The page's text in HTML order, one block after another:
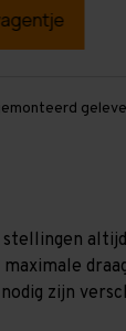
stellingen
zijn